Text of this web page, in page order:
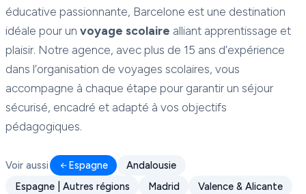
éducative passionnante, Barcelone est une destination
idéale pour un voyage scolaire alliant apprentissage et
plaisir. Notre agence, avec plus de 15 ans d’expérience
dans l’organisation de voyages scolaires, vous
accompagne à chaque étape pour garantir un séjour
sécurisé, encadré et adapté à vos objectifs
pédagogiques.
Voir aussi Espagne
Andalousie
Espagne | Autres régions
Madrid Valence & Alicante